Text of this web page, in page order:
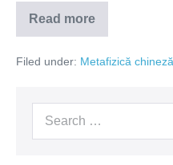
posibile
îmbolnăviri
Read more
Perioada
1
2
perioadă
guvernată
de
energia,
Filed under: Metafizică chineză
Search